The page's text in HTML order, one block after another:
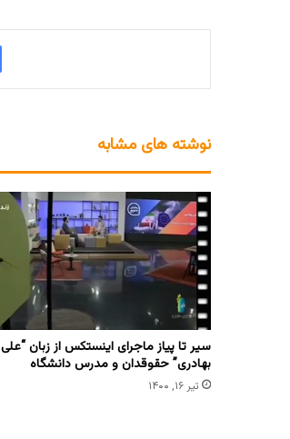
نوشته های مشابه
سیر تا پیاز ماجرای اینستکس از زبان “علی
بهادری” حقوقدان و مدرس دانشگاه
تیر ۱۶, ۱۴۰۰